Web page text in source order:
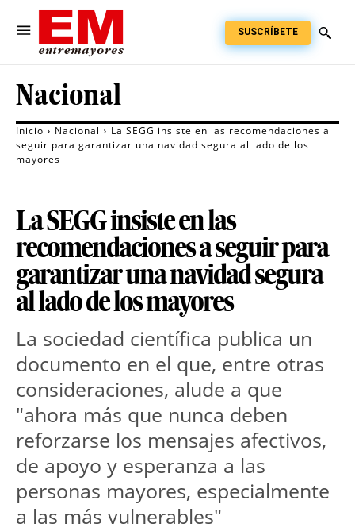
SUSCRÍBETE
Nacional
Inicio Nacional
La SEGG insiste en las recomendaciones a
seguir para garantizar una navidad segura al lado de los
mayores
La SEGG insiste en las
recomendaciones a seguir para
garantizar una navidad segura
al lado de los mayores
La sociedad científica publica un
documento en el que, entre otras
consideraciones, alude a que
"ahora más que nunca deben
reforzarse los mensajes afectivos,
de apoyo y esperanza a las
personas mayores, especialmente
a las más vulnerables"